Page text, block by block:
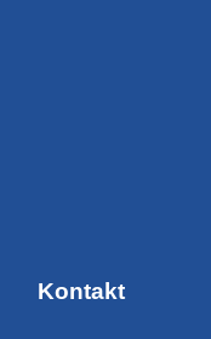
Kontakt